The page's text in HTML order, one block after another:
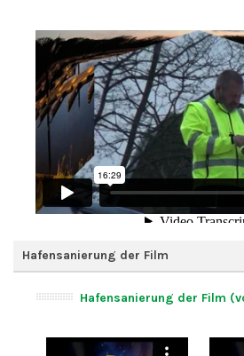
Hafensanierung der Film
Hafensanierung der Film